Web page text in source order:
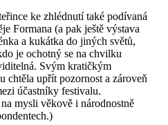
ke zhlédnutí také podívaná
Formana (a pak ještě výstava
a kukátka do jiných světů,
je ochotný se na chvilku
Svým kratičkým
chtěla upřít pozornost a zároveň
účastníky festivalu.
mysli věkově i národnostně